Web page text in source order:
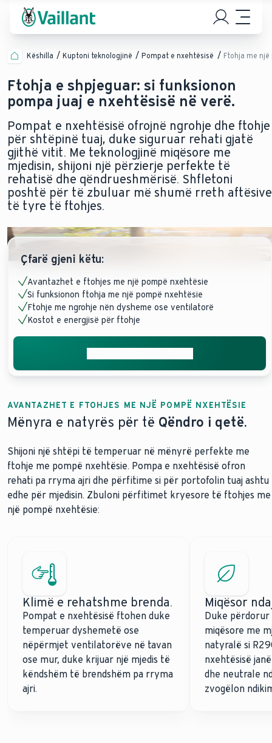
Këshilla Kuptoni teknologjinë Pompat e nxehtësisë Ftohja me
Ftohja e shpjeguar: si funksionon
pompa juaj e nxehtësisë në verë.
Pompat e nxehtësisë ofrojnë ngrohje dhe ftohje
për shtëpinë tuaj, duke siguruar rehati gjatë
gjithë vitit. Me teknologjinë miqësore me
mjedisin, shijoni një përzierje perfekte të
rehatisë dhe qëndrueshmërisë. Shfletoni
poshtë për të zbuluar më shumë rreth aftësive
të tyre të ftohjes.
Çfarë gjeni këtu:
Avantazhet e ftohjes me një pompë nxehtësie
Si funksionon ftohja me një pompë nxehtësie
Ftohje me ngrohje nën dysheme ose ventilatorë
Kostot e energjisë për ftohje
AVANTAZHET E FTOHJES ME NJË POMPË NXEHTËSIE
Mënyra e natyrës për të Qëndro i qetë.
Shijoni një shtëpi të temperuar në mënyrë perfekte me
ftohje me pompë nxehtësie. Pompa e nxehtësisë ofron
rehati pa rryma ajri dhe përfitime si për portofolin tuaj ashtu
edhe për mjedisin. Zbuloni përfitimet kryesore të ftohjes me
një pompë nxehtësie:
Klimë e rehatshme brenda.
Pompat e nxehtësisë ftohen duke
temperuar dyshemetë ose
nëpërmjet ventilatorëve në tavan
ose mur, duke krijuar një mjedis të
këndshëm të brendshëm pa rryma
ajri.
Miqësor
Duke
miqësore me
natyralë si
nxehtësisë
dhe neutrale
zvogëlon